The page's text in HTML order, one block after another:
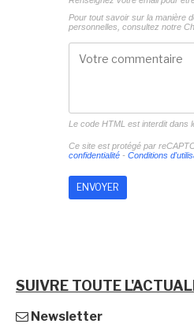
Pour tout savoir sur la manière
personnelles, consultez notre
Le code HTML est interdit dans
Ce site est protégé par
confidentialité- Conditions
SUIVRE TOUTE
Newsletter